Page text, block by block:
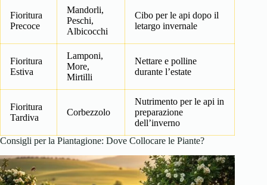
Fioritura
Precoce
Mandorli,
Peschi,
Albicocchi
Cibo per le api dopo il
letargo invernale
Fioritura
Estiva
Lamponi,
More,
Mirtilli
Nettare e polline
durante l’estate
Fioritura
Tardiva
Corbezzolo
Nutrimento per le api in
preparazione
dell’inverno
Consigli per la Piantagione: Dove Collocare le Piante?